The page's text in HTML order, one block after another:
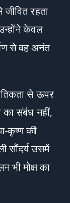
रहता
केवल
से वह अनंत
से ऊपर
संबंध नहीं,
कृष्ण की
सौंदर्य उसमें
भी मोक्ष का